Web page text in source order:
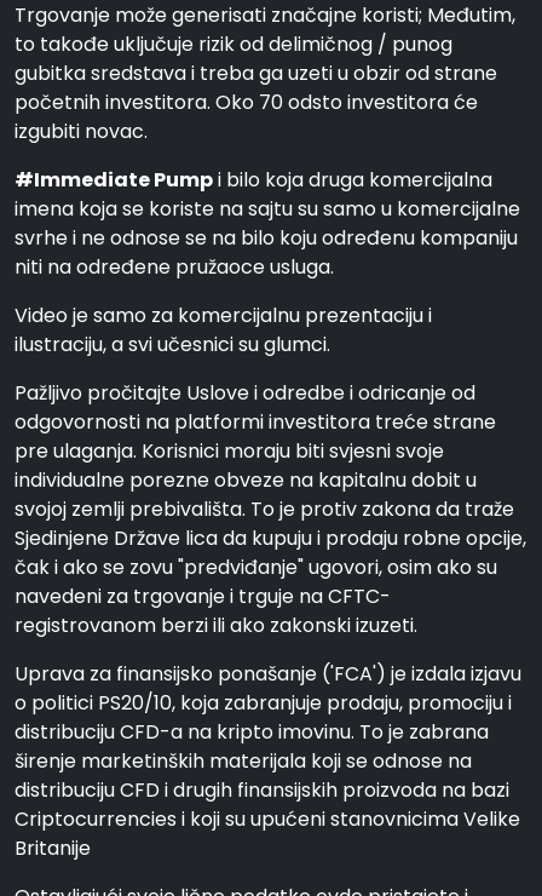
Trgovanje može generisati značajne koristi; Međutim,
to takođe uključuje rizik od delimičnog / punog
gubitka sredstava i treba ga uzeti u obzir od strane
početnih investitora. Oko 70 odsto investitora će
izgubiti novac.
#Immediate Pumpi bilo koja druga komercijalna
imena koja se koriste na sajtu su samo u komercijalne
svrhe i ne odnose se na bilo koju određenu kompaniju
niti na određene pružaoce usluga.
Video je samo za komercijalnu prezentaciju i
ilustraciju, a svi učesnici su glumci.
Pažljivo pročitajte Uslove i odredbe i odricanje od
odgovornosti na platformi investitora treće strane
pre ulaganja. Korisnici moraju biti svjesni svoje
individualne porezne obveze na kapitalnu dobit u
svojoj zemlji prebivališta. To je protiv zakona da traže
Sjedinjene Države lica da kupuju i prodaju robne opcije,
čak i ako se zovu "predviđanje" ugovori, osim ako su
navedeni za trgovanje i trguje na CFTC-
registrovanom berzi ili ako zakonski izuzeti.
Uprava za finansijsko ponašanje ('FCA') je izdala izjavu
o politici PS20/10, koja zabranjuje prodaju, promociju i
distribuciju CFD-a na kripto imovinu. To je zabrana
širenje marketinških materijala koji se odnose na
distribuciju CFD i drugih finansijskih proizvoda na bazi
Criptocurrencies i koji su upućeni stanovnicima Velike
Britanije